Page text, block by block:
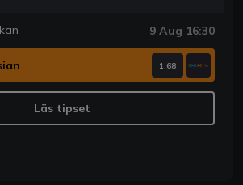
9 Aug 16:30
1.68
Läs tipset